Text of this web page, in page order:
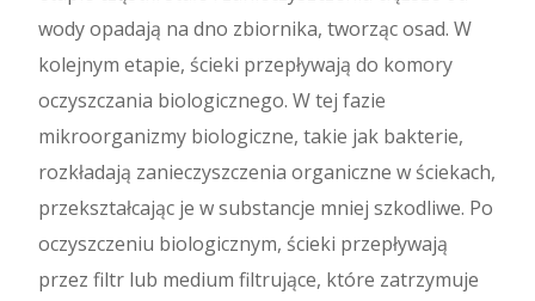
wody opadają na dno zbiornika, tworząc osad. W
kolejnym etapie, ścieki przepływają do komory
oczyszczania biologicznego. W tej fazie
mikroorganizmy biologiczne, takie jak bakterie,
rozkładają zanieczyszczenia organiczne w ściekach,
przekształcając je w substancje mniej szkodliwe. Po
oczyszczeniu biologicznym, ścieki przepływają
przez filtr lub medium filtrujące, które zatrzymuje